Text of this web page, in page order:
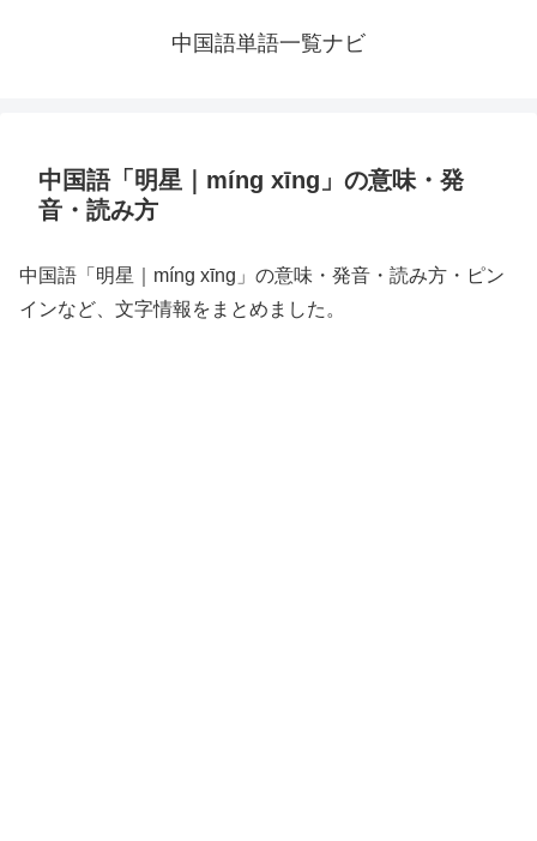
中国語単語一覧ナビ
中国語「明星｜míng xīng」の意味・発
音・読み方
中国語「明星｜míng xīng」の意味・発音・読み方・ピン
インなど、文字情報をまとめました。